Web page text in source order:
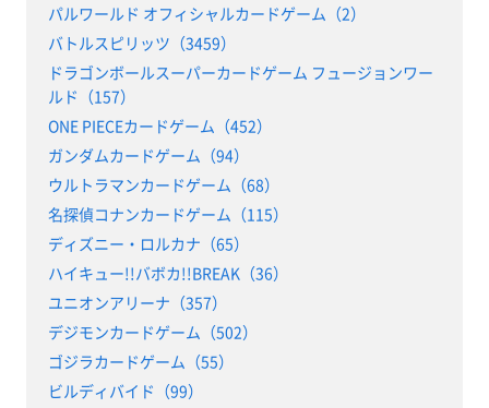
パルワールド オフィシャルカードゲーム（2）
バトルスピリッツ（3459）
ドラゴンボールスーパーカードゲーム フュージョンワー
ルド（157）
ONE PIECEカードゲーム（452）
ガンダムカードゲーム（94）
ウルトラマンカードゲーム（68）
名探偵コナンカードゲーム（115）
ディズニー・ロルカナ（65）
ハイキュー!!バボカ!!BREAK（36）
ユニオンアリーナ（357）
デジモンカードゲーム（502）
ゴジラカードゲーム（55）
ビルディバイド（99）